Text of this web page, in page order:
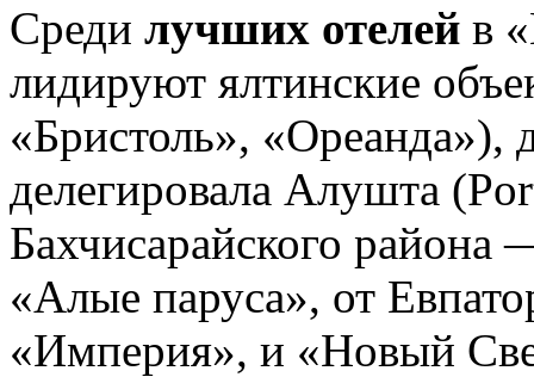
Среди лучших отелей в
лидируют ялтинские
«Бристоль», «Ореанда»),
делегировала Алушта
Бахчисарайского
«Алые паруса», от
«Империя», и «Новый